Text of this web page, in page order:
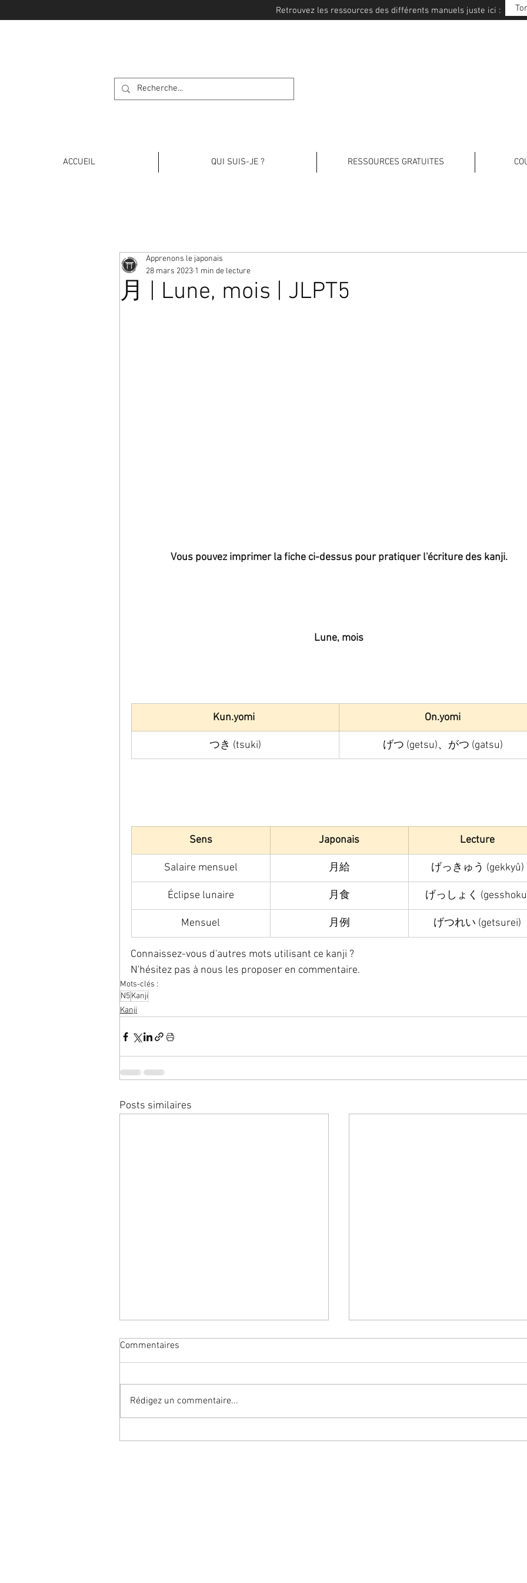
Retrouvez les ressources des différents manuels juste ici :
ACCUEIL QUI SUIS-JE ? RESSOURCES GRATUITES
月 | Lune, mois | JLPT5
Apprenons le japonais
28 mars 2023 1 min de lecture
Vous pouvez imprimer la fiche ci-dessus pour pratiquer l'écriture des kanji.
Lune, mois
Kun.yomi On.yomi
つき (tsuki) げつ (getsu)、がつ (gatsu)
Sens Japonais Lecture
Salaire mensuel 月給 げっきゅう (gekkyû)
Éclipse lunaire 月食 げっしょく
Mensuel 月例 げつれい (getsurei)
Connaissez-vous d'autres mots utilisant ce kanji ?
N'hésitez pas à nous les proposer en commentaire.
Mots-clés :
N5Kanji
Kanji
Posts similaires
時 | Temps, heure | JLPT5
Commentaires
Rédigez un commentaire...